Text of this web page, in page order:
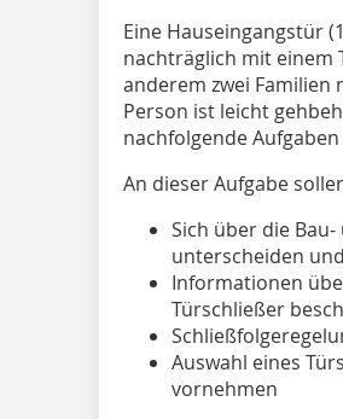
Eine Hauseingangstür
nachträglich mit einem
anderem zwei Familien
Person ist leicht
nachfolgende
An dieser Aufgabe
Sich über die
unterscheiden
Informationen
Türschließer
Auswahl eines
vornehmen